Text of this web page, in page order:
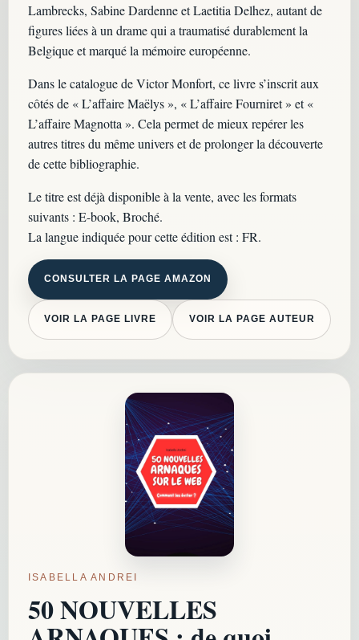
Lambrecks, Sabine Dardenne et Laetitia Delhez, autant de
figures liées à un drame qui a traumatisé durablement la
Belgique et marqué la mémoire européenne.
Dans le catalogue de Victor Monfort, ce livre s’inscrit aux
côtés de « L’affaire Maëlys », « L’affaire Fourniret » et «
L’affaire Magnotta ». Cela permet de mieux repérer les
autres titres du même univers et de prolonger la découverte
de cette bibliographie.
Le titre est déjà disponible à la vente, avec les formats
suivants : E-book, Broché.
La langue indiquée pour cette édition est : FR.
CONSULTER LA PAGE AMAZON
VOIR LA PAGE LIVRE VOIR LA PAGE AUTEUR
ISABELLA ANDREI
50 NOUVELLES